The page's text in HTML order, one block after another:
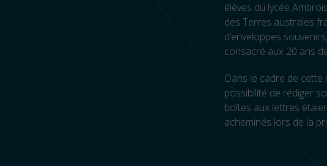
élèves du lycée
des Terres australes
d’enveloppes
consacré aux 20 ans
Dans le cadre de cette
possibilité de rédiger
boîtes aux lettres
acheminés lors de la